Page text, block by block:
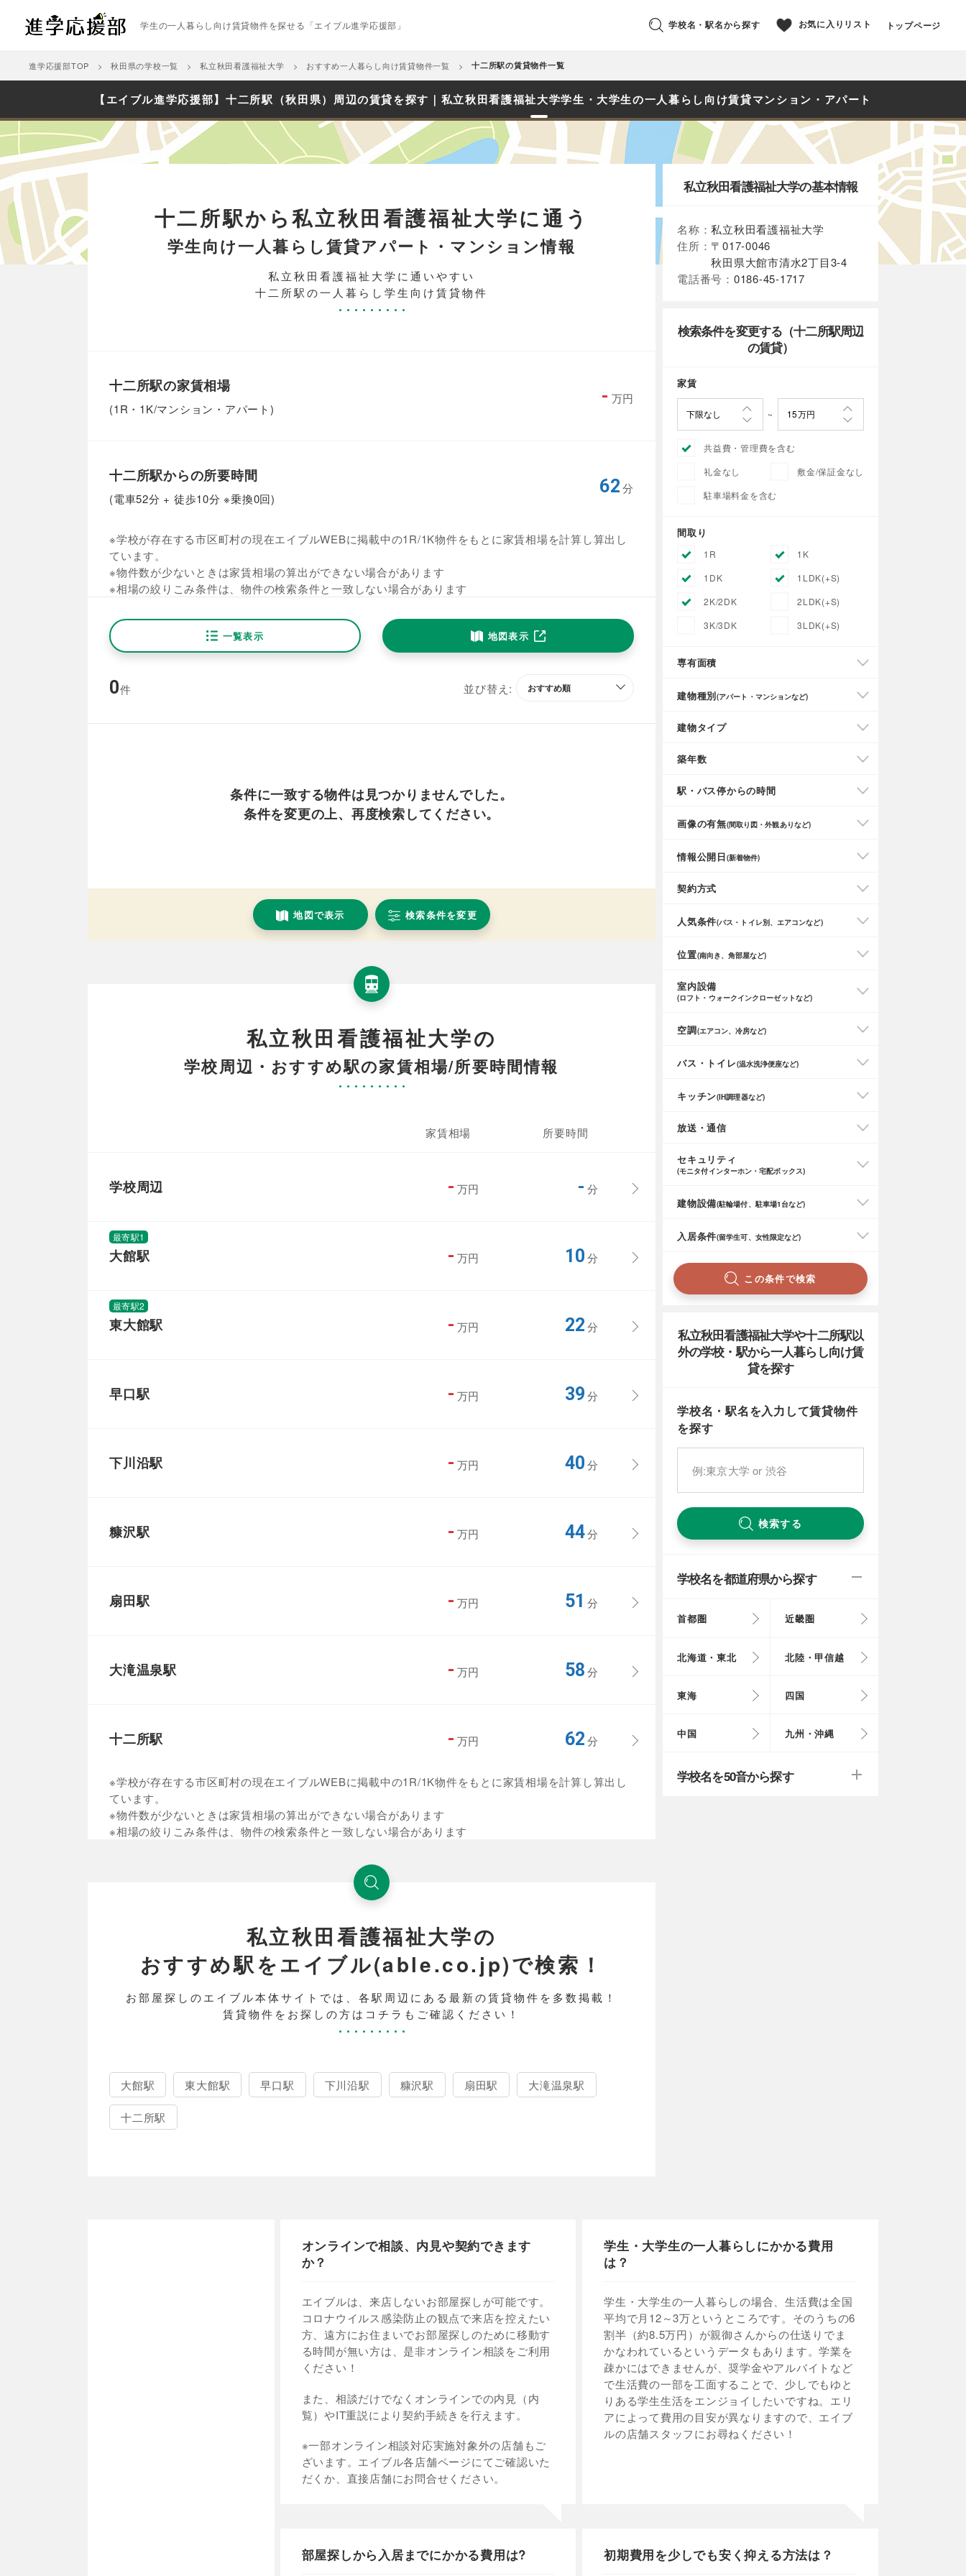
学生の一人暮らし向け賃貸物件を探せる「エイブル進学応援部」 学校名・駅名から探す お気に入りリスト トップページ
進学応援部TOP 秋田県の学校一覧 私立秋田看護福祉大学 おすすめ一人暮らし向け賃貸物件一覧 十二所駅の賃貸物件一覧
【エイブル進学応援部】十二所駅（秋田県）周辺の賃貸を探す｜私立秋田看護福祉大学学生・大学生の一人暮らし向け賃貸マンション・アパート
十二所駅から私立秋田看護福祉大学に通う
学生向け一人暮らし賃貸アパート・マンション情報
私立秋田看護福祉大学に通いやすい
十二所駅の一人暮らし学生向け賃貸物件
十二所駅の家賃相場
(1R・1K/マンション・アパート)
- 万円
十二所駅からの所要時間
(電車52分 + 徒歩10分 ※乗換0回)
62 分
※学校が存在する市区町村の現在エイブルWEBに掲載中の1R/1K物件をもとに家賃相場を計算し算出し
ています。
※物件数が少ないときは家賃相場の算出ができない場合があります
※相場の絞りこみ条件は、物件の検索条件と一致しない場合があります
一覧表示 地図表示
0件 並び替え:
条件に一致する物件は見つかりませんでした。
条件を変更の上、再度検索してください。
地図で表示 検索条件を変更
私立秋田看護福祉大学の
学校周辺・おすすめ駅の家賃相場/所要時間情報
家賃相場 所要時間
学校周辺 - 万円 - 分
最寄駅1
大館駅 - 万円 10分
最寄駅2
東大館駅 - 万円 22分
早口駅 - 万円 39分
下川沿駅 - 万円 40分
糠沢駅 - 万円 44分
扇田駅 - 万円 51 分
大滝温泉駅 - 万円 58分
十二所駅 - 万円 62分
※学校が存在する市区町村の現在エイブルWEBに掲載中の1R/1K物件をもとに家賃相場を計算し算出し
ています。
※物件数が少ないときは家賃相場の算出ができない場合があります
※相場の絞りこみ条件は、物件の検索条件と一致しない場合があります
私立秋田看護福祉大学の
おすすめ駅をエイブル(able.co.jp)で検索！
お部屋探しのエイブル本体サイトでは、各駅周辺にある最新の賃貸物件を多数掲載！
賃貸物件をお探しの方はコチラもご確認ください！
大館駅 東大館駅 早口駅 下川沿駅 糠沢駅 扇田駅 大滝温泉駅
十二所駅
私立秋田看護福祉大学の基本情報
名称：私立秋田看護福祉大学
住所： 〒017-0046
秋田県大館市清水2丁目3-4
電話番号： 0186-45-1717
検索条件を変更する（十二所駅周辺
の賃貸）
家賃
共益費・管理費を含む
礼金なし
敷金/保証金なし
駐車場料金を含む
間取り
1R
1K
1DK
1LDK(+S)
2K/2DK
2LDK(+S)
3K/3DK
3LDK(+S)
専有面積
建物種別(アパート・マンションなど)
建物タイプ
築年数
駅・バス停からの時間
画像の有無(間取り図・外観ありなど)
情報公開日(新着物件)
契約方式
人気条件(バス・トイレ別、エアコンなど)
位置(南向き、角部屋など)
室内設備
(ロフト・ウォークインクローゼットなど)
空調(エアコン、冷房など)
バス・トイレ(温水洗浄便座など)
キッチン(IH調理器など)
放送・通信
セキュリティ
(モニタ付インターホン・宅配ボックス)
建物設備(駐輪場付、駐車場1台など)
入居条件(留学生可、女性限定など)
この条件で検索
私立秋田看護福祉大学や十二所駅以
外の学校・駅から一人暮らし向け賃
貸を探す
学校名・駅名を入力して賃貸物件
を探す
検索する
学校名を都道府県から探す
首都圏 近畿圏
北海道・東北 北陸・甲信越
東海 四国
中国 九州・沖縄
学校名を50音から探す
オンラインで相談、内見や契約できます
か？
エイブルは、来店しないお部屋探しが可能です。
コロナウイルス感染防止の観点で来店を控えたい
方、遠方にお住まいでお部屋探しのために移動す
る時間が無い方は、是非オンライン相談をご利用
ください！
また、相談だけでなくオンラインでの内見（内
覧）やIT重説により契約手続きを行えます。
※一部オンライン相談対応実施対象外の店舗もご
ざいます。エイブル各店舗ページにてご確認いた
だくか、直接店舗にお問合せください。
学生・大学生の一人暮らしにかかる費用
は？
学生・大学生の一人暮らしの場合、生活費は全国
平均で月12～3万というところです。そのうちの6
割半（約8.5万円）が親御さんからの仕送りでま
かなわれているというデータもあります。学業を
疎かにはできませんが、奨学金やアルバイトなど
で生活費の一部を工面することで、少しでもゆと
りある学生生活をエンジョイしたいですね。エリ
アによって費用の目安が異なりますので、エイブ
ルの店舗スタッフにお尋ねください！
部屋探しから入居までにかかる費用は? 初期費用を少しでも安く抑える方法は？